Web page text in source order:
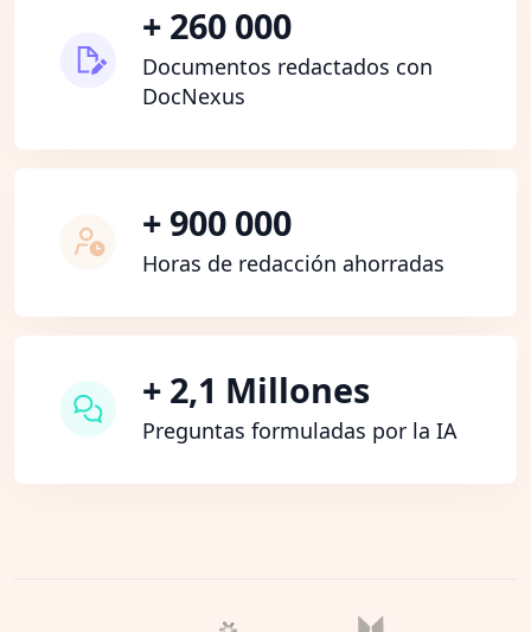
+ 260 000
Documentos redactados con
DocNexus
+ 900 000
Horas de redacción ahorradas
+ 2,1 Millones
Preguntas formuladas por la IA